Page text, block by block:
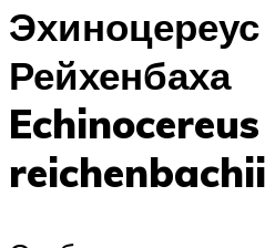
Эхиноцереус
Рейхенбаха
Echinocereus
reichenbachii